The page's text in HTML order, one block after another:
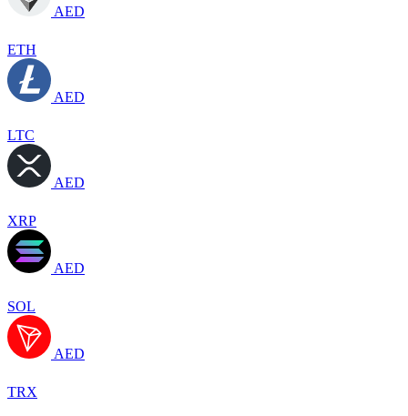
AED
ETH
AED
LTC
AED
XRP
AED
SOL
AED
TRX